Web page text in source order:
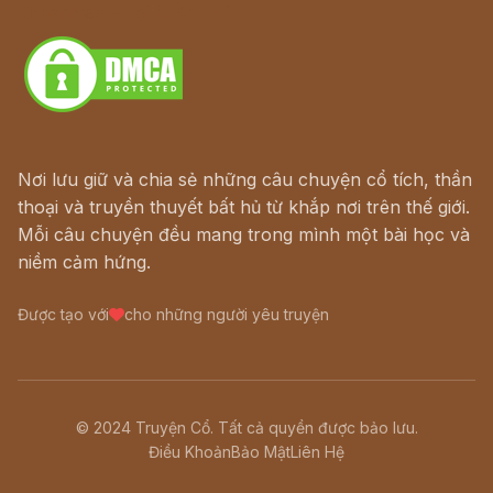
Nơi lưu giữ và chia sẻ những câu chuyện cổ tích, thần
thoại và truyền thuyết bất hủ từ khắp nơi trên thế giới.
Mỗi câu chuyện đều mang trong mình một bài học và
niềm cảm hứng.
Được tạo với cho những người yêu truyện
© 2024 Truyện Cổ. Tất cả quyền được bảo lưu.
Điều KhoảnBảo MậtLiên Hệ